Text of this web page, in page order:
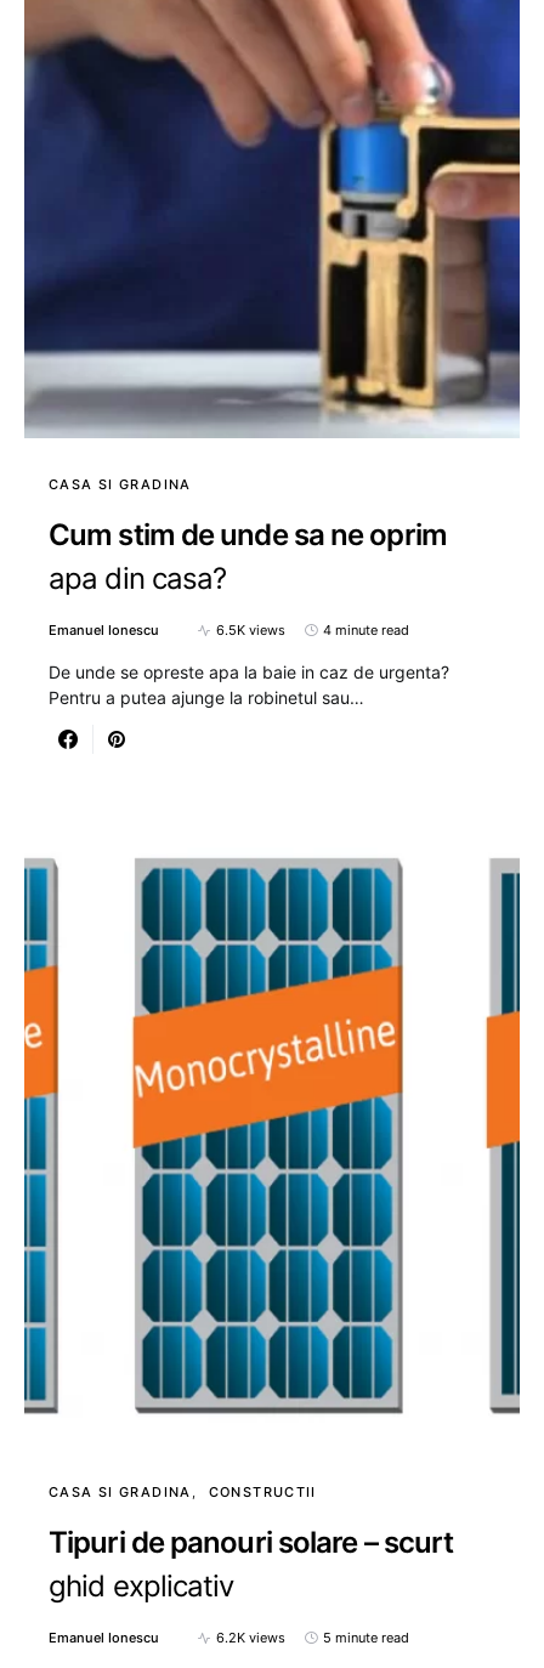
CASA SI GRADINA
Cum stim de unde sa ne oprim
apa din casa?
Emanuel Ionescu 6.5K views 4 minute read
De unde se opreste apa la baie in caz de urgenta?
Pentru a putea ajunge la robinetul sau…
CASA SI GRADINA CONSTRUCTII
Tipuri de panouri solare – scurt
ghid explicativ
Emanuel Ionescu 6.2K views 5 minute read